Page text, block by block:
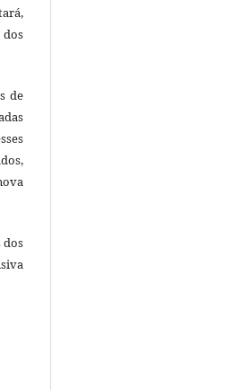
de
dos